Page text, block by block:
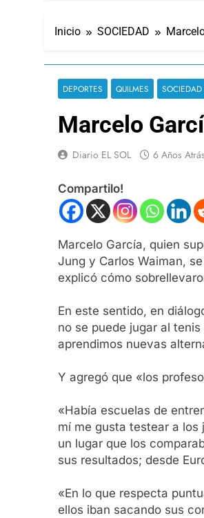
Inicio SOCIEDAD
DEPORTES QUILMES SOCIEDAD
Marcelo
Diario EL SOL 6 Años Atrás
Compartilo!
Marcelo García, quien
Jung y Carlos Waiman,
explicó cómo
En este sentido, en
no se puede jugar al
aprendimos nuevas
Y agregó que «los
«Había escuelas de
mí me gusta testear a los
un lugar que los
sus resultados; desde
«En lo que respecta
ellos iban sacando sus